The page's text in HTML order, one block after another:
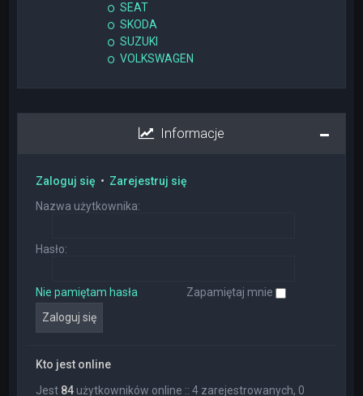
SEAT
SKODA
SUZUKI
VOLKSWAGEN
Informacje
Zaloguj się • Zarejestruj się
Nazwa użytkownika:
Hasło:
Nie pamiętam hasła Zapamiętaj mnie
Kto jest online
Jest 84 użytkowników online :: 4 zarejestrowanych, 0